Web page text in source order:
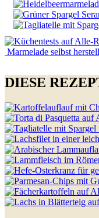
Marmelade selbst
DIESE